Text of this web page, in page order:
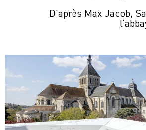
D’après Max Jacob,